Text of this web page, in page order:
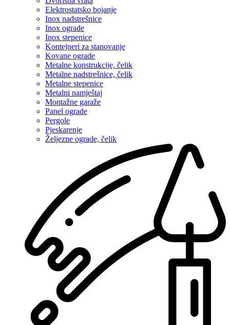
Elektrostatsko bojanje
Inox nadstrešnice
Inox ograde
Inox stepenice
Kontejneri za stanovanje
Kovane ograde
Metalne konstrukcije, čelik
Metalne nadstrešnice, čelik
Metalne stepenice
Metalni namještaj
Montažne garaže
Panel ograde
Pergole
Pjeskarenje
Željezne ograde, čelik